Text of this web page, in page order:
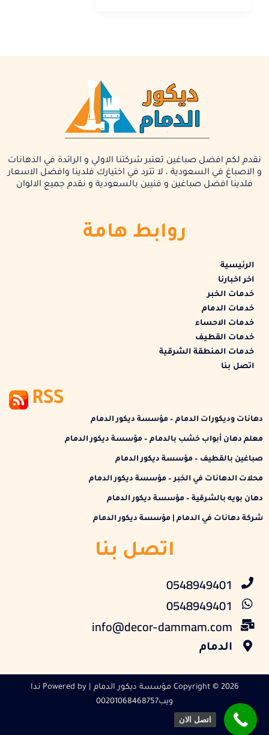
نقدم لكم افضل صباغين تعتبر شركتنا الاولي و الرائدة في الدهانات
و الاصباغ في السعودية ، لا تترد في اختيارك فلدينا وافضل الاسعار
فلدينا افضل صباغين و فنيين بالسعودية و نقدم جميع الالوان
روابط هامة
الرئيسية
اخر اخبارنا
خدمات الخبر
خدمات الدمام
خدمات الاحساء
خدمات القطيف
خدمات المنطقة الشرقية
اتصل بنا
RSS
دهانات وديكورات الدمام – مؤسسة ديكور الدمام
معلم دهان أبواب خشب بالدمام – مؤسسة ديكور الدمام
صباغين بالقطيف – مؤسسة ديكور الدمام
محلات الدهانات في الخبر – مؤسسة ديكور الدمام
دهان بويه بالشرقية – مؤسسة ديكور الدمام
شركة دهانات في الدمام | مؤسسة ديكور الدمام
اتصل بنا
0548949401
0548949401
info@decor-dammam.com
الدمام
Copyright © 2026 مؤسسة ديكور الدمام | Powered by ندا
ويب00201068468757
اتصل الان